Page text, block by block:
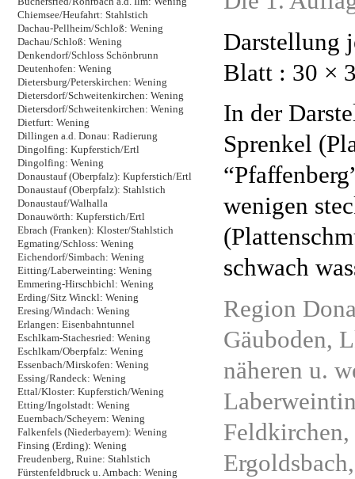
Chiemsee/Heufahrt: Stahlstich
Dachau-Pellheim/Schloß: Wening
Dachau/Schloß: Wening
Denkendorf/Schloss Schönbrunn
Deutenhofen: Wening
Dietersburg/Peterskirchen: Wening
Dietersdorf/Schweitenkirchen: Wening
Dietersdorf/Schweitenkirchen: Wening
Dietfurt: Wening
Dillingen a.d. Donau: Radierung
Dingolfing: Kupferstich/Ertl
Dingolfing: Wening
Donaustauf (Oberpfalz): Kupferstich/Ertl
Donaustauf (Oberpfalz): Stahlstich
Donaustauf/Walhalla
Donauwörth: Kupferstich/Ertl
Ebrach (Franken): Kloster/Stahlstich
Egmating/Schloss: Wening
Eichendorf/Simbach: Wening
Eitting/Laberweinting: Wening
Emmering-Hirschbichl: Wening
Erding/Sitz Winckl: Wening
Eresing/Windach: Wening
Erlangen: Eisenbahntunnel
Eschlkam-Stachesried: Wening
Eschlkam/Oberpfalz: Wening
Essenbach/Mirskofen: Wening
Essing/Randeck: Wening
Ettal/Kloster: Kupferstich/Wening
Etting/Ingolstadt: Wening
Euernbach/Scheyern: Wening
Falkenfels (Niederbayern): Wening
Finsing (Erding): Wening
Freudenberg, Ruine: Stahlstich
Fürstenfeldbruck u. Arnbach: Wening
Darstellung
Blatt : 30 ×
In der
Sprenkel
wenigen
schwach
Region
Gäuboden,
näheren u.